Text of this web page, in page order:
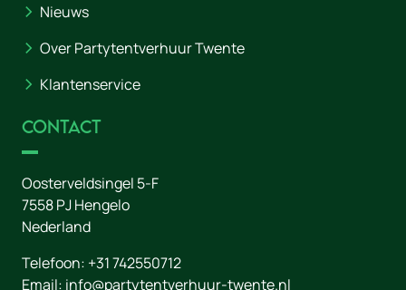
Nieuws
Over Partytentverhuur Twente
Klantenservice
Contact
Oosterveldsingel 5-F
7558 PJHengelo
Nederland
Telefoon: +31 742550712
Email: info@partytentverhuur-twente.nl